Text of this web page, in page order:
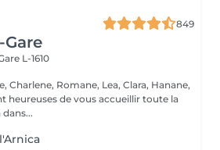
849
L-1610
Charlene, Romane, Lea, Clara, Hanane,
heureuses de vous accueillir toute la